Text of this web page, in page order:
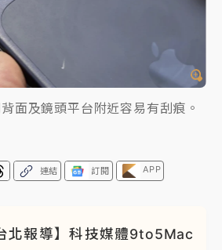
門只出不進 未移置車輛最高罰
面及鏡頭平台附近容易有刮痕。
連結 訂閱 APP
北報導】科技媒體9to5Mac